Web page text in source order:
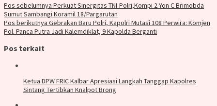
Pos sebelumnya Perkuat Sinergitas TNI-Polri,Kompi 2 Yon C Brimobda
Sumut Sambangi Koramil 18/Pargarutan
Pos berikutnya Gebrakan Baru Polri, Kapolri Mutasi 108 Perwira: Komjen
Pol. Panca Putra Jadi Kalemdiklat, 9 Kapolda Berganti
Pos terkait
Ketua DPW FRIC Kalbar Apresiasi Langkah Tanggap Kapolres
Sintang Tertibkan Knalpot Brong